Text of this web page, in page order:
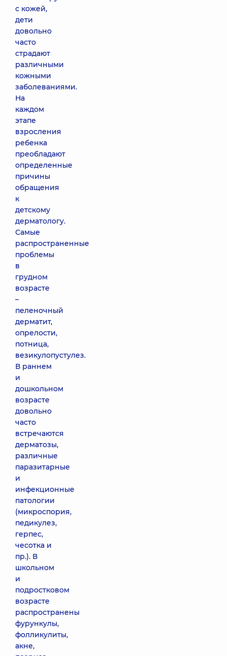
с кожей,
дети
довольно
часто
страдают
различными
кожными
заболеваниями.
На
каждом
этапе
взросления
ребенка
преобладают
определенные
причины
обращения
к
детскому
дерматологу.
Самые
распространенные
проблемы
в
грудном
возрасте
–
пеленочный
дерматит,
опрелости,
потница,
везикулопустулез.
В раннем
и
дошкольном
возрасте
довольно
часто
встречаются
дерматозы,
различные
паразитарные
и
инфекционные
патологии
(микроспория,
педикулез,
герпес,
чесотка и
пр.). В
школьном
и
подростковом
возрасте
распространены
фурункулы,
фолликулиты,
акне,